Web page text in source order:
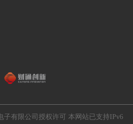
有限公司授权许可 本网站已支持IPv6